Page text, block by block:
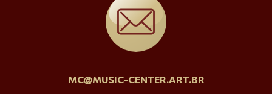
MC@MUSIC-CENTER.ART.BR